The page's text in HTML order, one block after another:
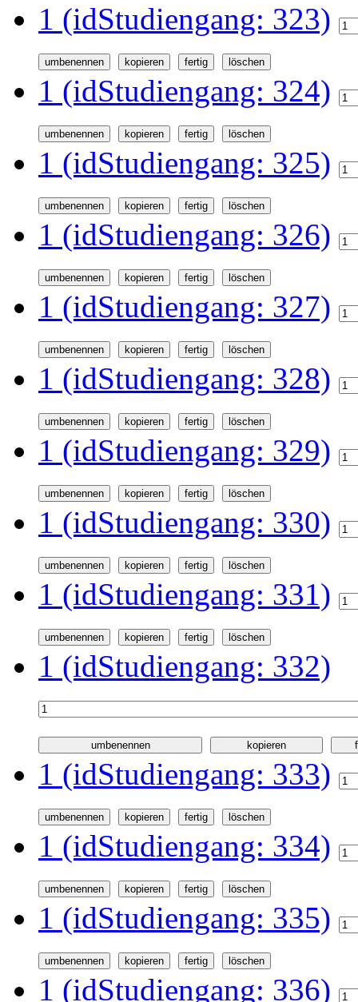
1 (idStudiengang: 323)
1 (idStudiengang: 324)
1 (idStudiengang: 325)
1 (idStudiengang: 326)
1 (idStudiengang: 327)
1 (idStudiengang: 328)
1 (idStudiengang: 329)
1 (idStudiengang: 330)
1 (idStudiengang: 331)
1 (idStudiengang: 332)
1 (idStudiengang: 333)
1 (idStudiengang: 334)
1 (idStudiengang: 335)
1 (idStudiengang: 336)